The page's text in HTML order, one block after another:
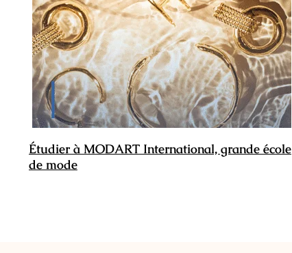
Étudier à MODART International, grande école
de mode